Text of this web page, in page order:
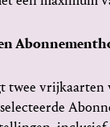
twee vrijkaarten